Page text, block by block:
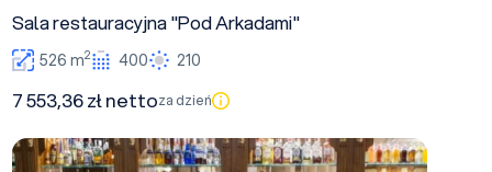
Sala restauracyjna "Pod Arkadami"
526 m2 400 210
7 553,36 zł nettoza dzień
Sala Pub